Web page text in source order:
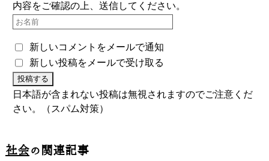
内容をご確認の上、送信してください。
新しいコメントをメールで通知
新しい投稿をメールで受け取る
日本語が含まれない投稿は無視されますのでご注意くだ
さい。（スパム対策）
社会の関連記事